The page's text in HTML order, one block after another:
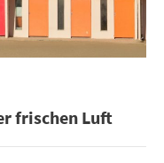
frischen Luft